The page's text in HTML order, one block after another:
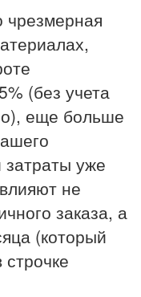
чрезмерная
(без учета
еще больше
уже
не
заказа, а
(который